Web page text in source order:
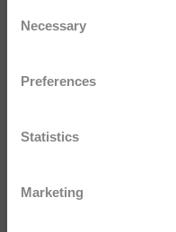
Selection
Necessary
Preferences
Statistics
Marketing